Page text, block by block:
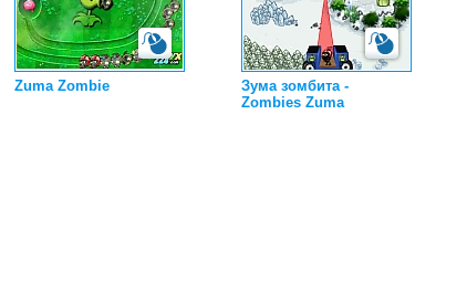
Zuma Zombie
Зума зомбита -
Zombies Zuma